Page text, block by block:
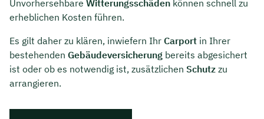
Kontakt
Unvorhersehbare Witterungsschäden können schnell zu
erheblichen Kosten führen.
Es gilt daher zu klären, inwiefern Ihr Carport in Ihrer
bestehenden Gebäudeversicherung bereits abgesichert
ist oder ob es notwendig ist, zusätzlichen Schutz zu
arrangieren.